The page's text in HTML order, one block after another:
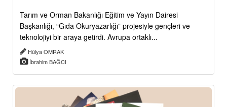
Tarım ve Orman Bakanlığı Eğitim ve Yayın Dairesi
Başkanlığı, “Gıda Okuryazarlığı” projesiyle gençleri ve
teknolojiyi bir araya getirdi. Avrupa ortaklı...
Hülya OMRAK
İbrahim BAĞCI